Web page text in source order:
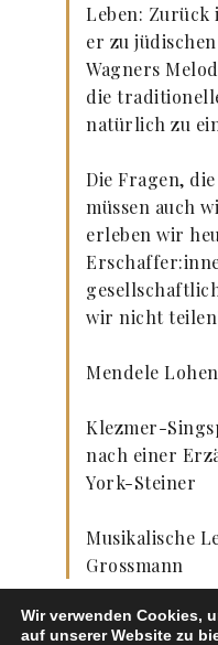
Leben: Zurück
er zu
Wagners
die
natürlich zu
Die Fragen,
müssen auch
erleben wir
wir nicht
Mendele
Klezmer-
nach einer
York-Steiner
Musikalische
Grossmann
Wir verwenden Cookies,
auf unserer Website zu